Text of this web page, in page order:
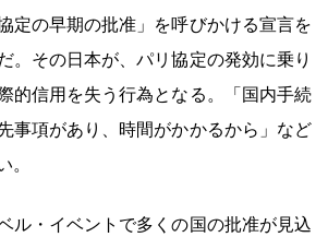
定の早期の批准」を呼びかける宣言を
。その日本が、パリ協定の発効に乗り
的信用を失う行為となる。「国内手続
事項があり、時間がかかるから」など
。
ル・イベントで多くの国の批准が見込